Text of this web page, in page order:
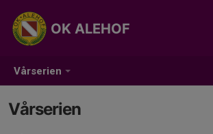
Vårserien
OK ALEHOF
Vårserien